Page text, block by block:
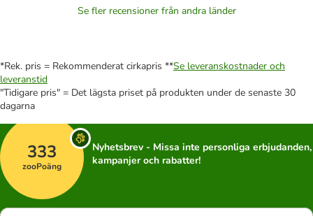
Se fler recensioner från andra länder
*Rek. pris = Rekommenderat cirkapris **Se leveranskostnader och
leveranstid
"Tidigare pris" = Det lägsta priset på produkten under de senaste 30
dagarna
333
zooPoäng
Nyhetsbrev - Missa inte personliga erbjudanden,
kampanjer och rabatter!